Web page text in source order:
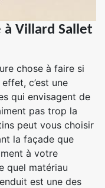
à Villard Sallet
chose à faire si
c’est une
qui envisagent de
pas trop la
peut vous choisir
la façade que
à votre
quel matériau
est une des